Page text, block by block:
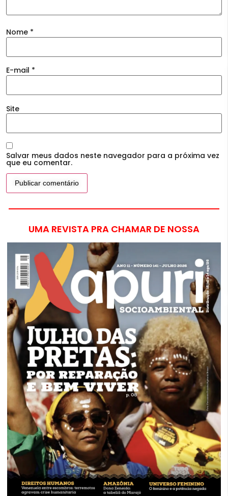
Nome *
E-mail *
Site
Salvar meus dados neste navegador para a próxima vez
que eu comentar.
UMA REVISTA PRA CHAMAR DE NOSSA